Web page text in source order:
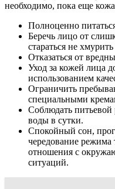
необходимо, пока еще
Полноценно
Беречь лицо от
стараться не
Отказаться от
Уход за кожей лица
использованием
Ограничить
специальными
Соблюдать
воды в сутки.
Спокойный сон,
чередование режима
отношения с
ситуаций.